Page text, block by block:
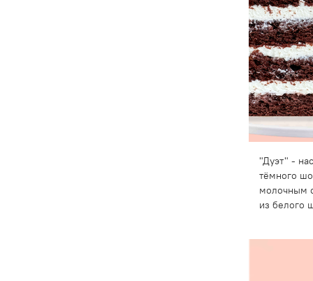
"Дуэт" -
тёмного
молочным
из белого